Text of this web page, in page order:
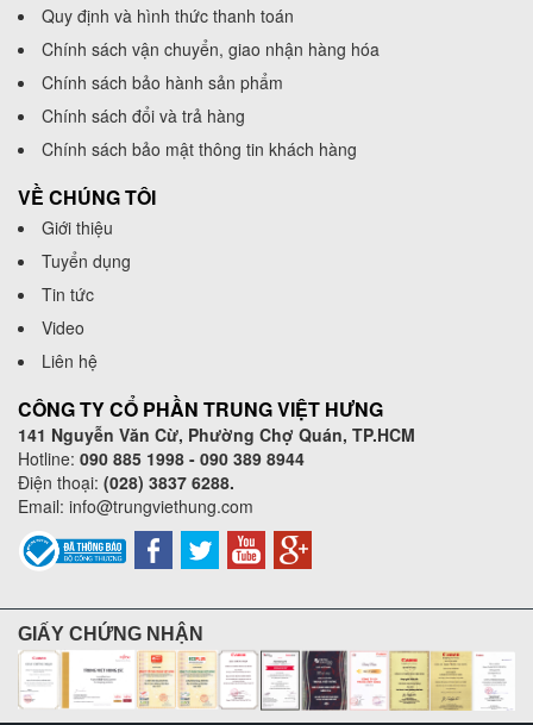
Quy định và hình thức thanh toán
Chính sách vận chuyển, giao nhận hàng hóa
Chính sách bảo hành sản phẩm
Chính sách đổi và trả hàng
Chính sách bảo mật thông tin khách hàng
VỀ CHÚNG TÔI
Giới thiệu
Tuyển dụng
Tin tức
Video
Liên hệ
CÔNG TY CỔ PHẦN TRUNG VIỆT HƯNG
141 Nguyễn Văn Cừ, Phường Chợ Quán, TP.HCM
Hotline: 090 885 1998 - 090 389 8944
Điện thoại: (028) 3837 6288.
Email: info@trungviethung.com
GIẤY CHỨNG NHẬN